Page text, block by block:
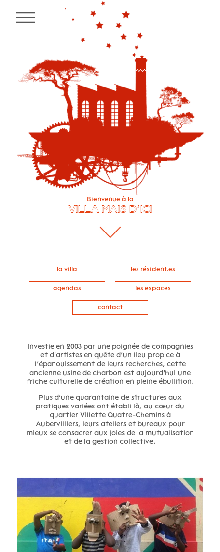
Bienvenue à la
VILLA MAIS D’ICI
la villa les résident.es
agendas les espaces
contact
Investie en 2003 par une poignée de compagnies
et d’artistes en quête d’un lieu propice à
l’épanouissement de leurs recherches, cette
ancienne usine de charbon est aujourd’hui une
friche culturelle de création en pleine ébullition.
Plus d’une quarantaine de structures aux
pratiques variées ont établi là, au cœur du
quartier Villette Quatre-Chemins à
Aubervilliers, leurs ateliers et bureaux pour
mieux se consacrer aux joies de la mutualisation
et de la gestion collective.
MENU
Panneau de gestion des cookies